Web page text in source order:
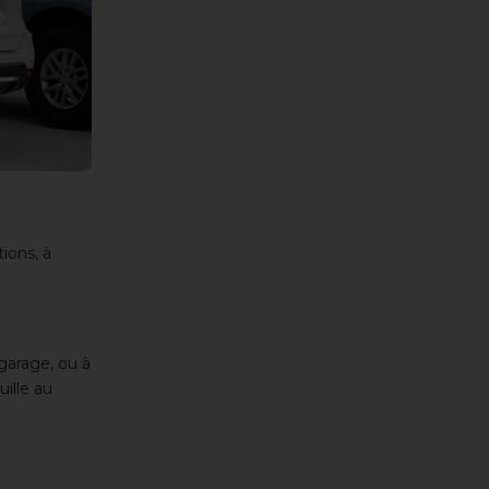
à
ou à
au
de confidentialité, en garantissant la conformité avec